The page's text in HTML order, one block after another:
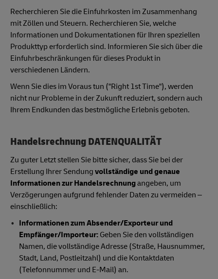
Recherchieren Sie die Einfuhrkosten im Zusammenhang
mit Zöllen und Steuern. Recherchieren Sie, welche
Informationen und Dokumentationen für Ihren speziellen
Produkttyp erforderlich sind. Informieren Sie sich über die
Einfuhrbeschränkungen für dieses Produkt in
verschiedenen Ländern.
Wenn Sie dies im Voraus tun ("Right 1st Time"), werden
nicht nur Probleme in der Zukunft reduziert, sondern auch
Ihrem Endkunden das bestmögliche Erlebnis geboten.
Handelsrechnung DATENQUALITÄT
Zu guter Letzt stellen Sie bitte sicher, dass Sie bei der
Erstellung Ihrer Sendung vollständige und genaue
Informationen zur Handelsrechnungangeben, um
Verzögerungen aufgrund fehlender Daten zu vermeiden –
einschließlich:
Informationen zum Absender/Exporteur und
Empfänger/Importeur:Geben Sie den vollständigen
Namen, die vollständige Adresse (Straße, Hausnummer,
Stadt, Land, Postleitzahl) und die Kontaktdaten
(Telefonnummer und E-Mail) an.